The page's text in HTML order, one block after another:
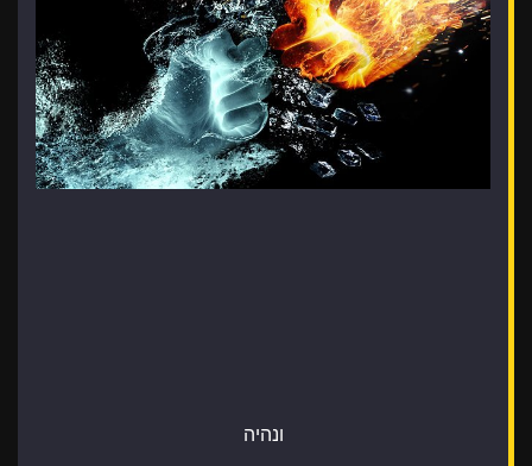
ונהיה